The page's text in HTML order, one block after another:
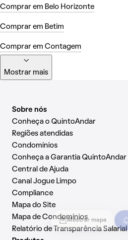
Mostrar mapa
Comprar em Belo Horizonte
Comprar em Betim
Comprar em Contagem
Mostrar mais
Sobre nós
Conheça o QuintoAndar
Regiões atendidas
Condomínios
Conheça a Garantia QuintoAndar
Central de Ajuda
Canal Jogue Limpo
Compliance
Mapa do Site
Mapa de Condomínios
Relatório de Transparência Salarial